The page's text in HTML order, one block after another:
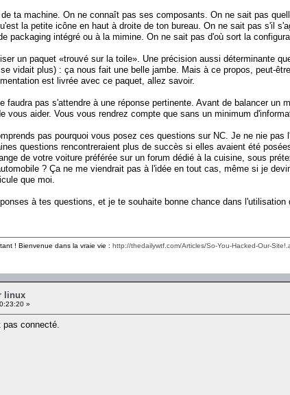
ta machine. On ne connaît pas ses composants. On ne sait pas
la petite icône en haut à droite de ton bureau. On ne sait pas s'il
packaging intégré ou à la mimine. On ne sait pas d'où sort la
un paquet «trouvé sur la toile». Une précision aussi déterminante
vidait plus) : ça nous fait une belle jambe. Mais à ce propos, peut-
est livrée avec ce paquet, allez savoir.
faudra pas s'attendre à une réponse pertinente. Avant de balancer
vous aider. Vous vous rendrez compte que sans un minimum
pas pourquoi vous posez ces questions sur NC. Je ne nie
questions rencontreraient plus de succès si elles avaient été
de votre voiture préférée sur un forum dédié à la cuisine, sous
? Ça ne me viendrait pas à l'idée en tout cas, même si je
que moi.
à tes questions, et je te souhaite bonne chance dans l'utilisation
! Bienvenue dans la vraie vie : http://thedailywtf.com/Articles/So-You-Hacked-Our-
linux
»
connecté.